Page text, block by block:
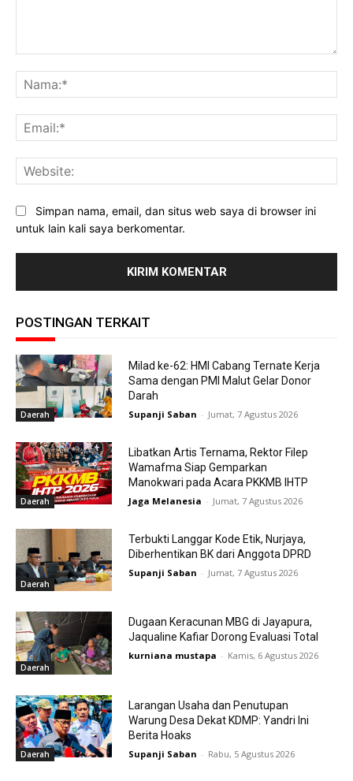
Simpan nama, email, dan situs web saya di browser ini
untuk lain kali saya berkomentar.
POSTINGAN TERKAIT
Daerah
Milad ke-62: HMI Cabang Ternate Kerja
Sama dengan PMI Malut Gelar Donor
Darah
Supanji Saban - Jumat, 7 Agustus 2026
Daerah
Libatkan Artis Ternama, Rektor Filep
Wamafma Siap Gemparkan
Manokwari pada Acara PKKMB IHTP
Jaga Melanesia - Jumat, 7 Agustus 2026
Daerah
Terbukti Langgar Kode Etik, Nurjaya,
Diberhentikan BK dari Anggota DPRD
Supanji Saban - Jumat, 7 Agustus 2026
Daerah
Dugaan Keracunan MBG di Jayapura,
Jaqualine Kafiar Dorong Evaluasi Total
kurniana mustapa - Kamis, 6 Agustus 2026
Daerah
Larangan Usaha dan Penutupan
Warung Desa Dekat KDMP: Yandri Ini
Berita Hoaks
Supanji Saban - Rabu, 5 Agustus 2026